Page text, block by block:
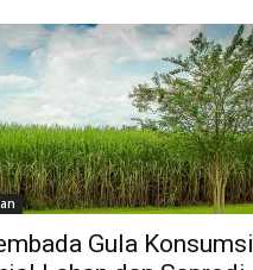
Gula Konsumsi